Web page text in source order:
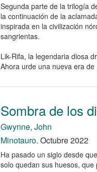
Segunda parte de la trilogía
la continuación de la
inspirada en la civilización
sangrientas.
Lik-Rifa, la legendaria diosa
Ahora urde una nueva era de
Sombra de los
Gwynne, John
Minotauro. Octubre 2022
Ha pasado un siglo desde
solo quedan sus huesos,